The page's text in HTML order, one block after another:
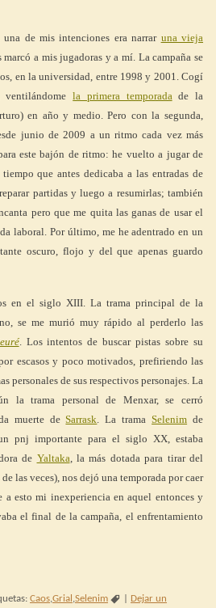
de mis intenciones era narrar una vieja
marcó a mis jugadoras y a mí. La campaña se
en la universidad, entre 1998 y 2001. Cogí
ventilándomela primera temporadade la
en año y medio. Pero con la segunda,
junio de 2009 a un ritmo cada vez más
este bajón de ritmo: he vuelto a jugar de
que antes dedicaba a las entradas de
partidas y luego a resumirlas; también
pero que me quita las ganas de usar el
laboral. Por último, me he adentrado en un
oscuro, flojo y del que apenas guardo
en el siglo XIII. La trama principal de la
se me murió muy rápido al perderlo las
. Los intentos de buscar pistas sobre su
escasos y poco motivados, prefiriendo las
personales de sus respectivos personajes. La
la trama personal de Menxar, se cerró
muerte deSarrask. La tramaSelenim de
pnj importante para el siglo XX, estaba
de Yaltaka, la más dotada para tirar del
las veces), nos dejó una temporada por caer
a esto mi inexperiencia en aquel entonces y
el final de la campaña, el enfrentamiento
Caos,Grial ,Selenim
Dejar un